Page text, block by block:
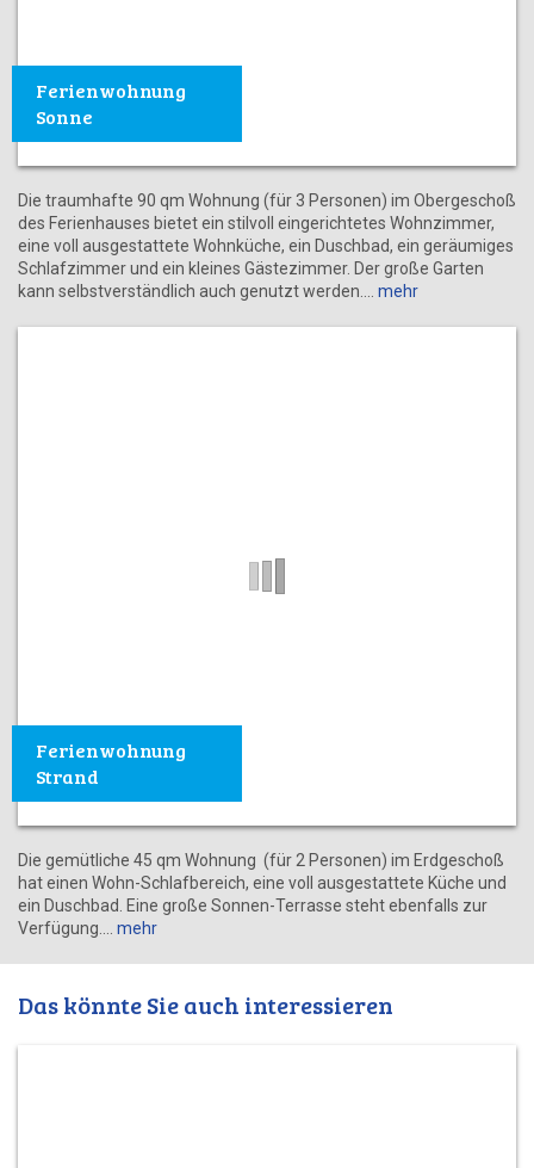
Ferienwohnung
Sonne
Die traumhafte 90 qm Wohnung (für 3 Personen) im Obergeschoß
des Ferienhauses bietet ein stilvoll eingerichtetes Wohnzimmer,
eine voll ausgestattete Wohnküche, ein Duschbad, ein geräumiges
Schlafzimmer und ein kleines Gästezimmer. Der große Garten
kann selbstverständlich auch genutzt werden.
mehr
Ferienwohnung
Strand
Die gemütliche 45 qm Wohnung (für 2 Personen) im Erdgeschoß
hat einen Wohn-Schlafbereich, eine voll ausgestattete Küche und
ein Duschbad. Eine große Sonnen-Terrasse steht ebenfalls zur
Verfügung.
mehr
Das könnte Sie auch interessieren